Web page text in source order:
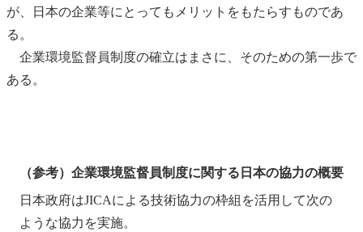
が、日本の企業等にとってもメリットをもたらすものであ
る。
企業環境監督員制度の確立はまさに、そのための第一歩で
ある。
（参考）企業環境監督員制度に関する日本の協力の概要
日本政府はJICAによる技術協力の枠組を活用して次の
ような協力を実施。